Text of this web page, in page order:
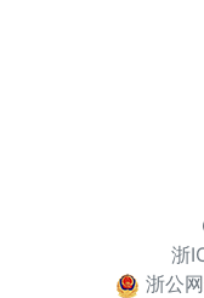
浙
浙公